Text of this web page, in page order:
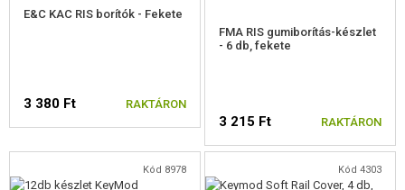
FELSZERELÉS, EGYENRUHA, TOKOK
KIEGÉSZÍTŐK, HORDSZÍJAK
ELŐAGY MARKOLATOK
E&C KAC RIS borítók - Fekete
3 380 Ft RAKTÁRON
FMA RIS gumiborítás-készlet
- 6 db, fekete
3 215 Ft RAKTÁRON
Kód 8978 Kód 4303